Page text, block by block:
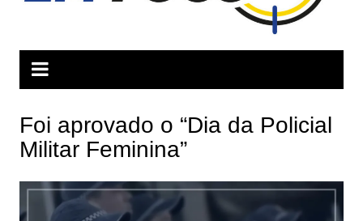
Foi aprovado o “Dia da Policial
Militar Feminina”